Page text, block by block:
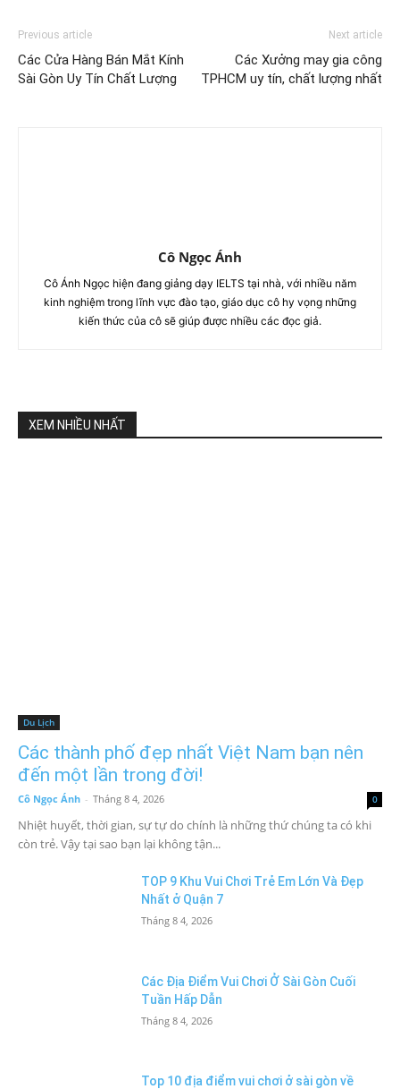
Previous article
Các Cửa Hàng Bán Mắt Kính
Sài Gòn Uy Tín Chất Lượng
Next article
Các Xưởng may gia công
TPHCM uy tín, chất lượng nhất
Cô Ngọc Ánh
Cô Ánh Ngọc hiện đang giảng dạy IELTS tại nhà, với nhiều năm
kinh nghiệm trong lĩnh vực đào tạo, giáo dục cô hy vọng những
kiến thức của cô sẽ giúp được nhiều các đọc giả.
XEM NHIỀU NHẤT
Du Lịch
Các thành phố đẹp nhất Việt Nam bạn nên
đến một lần trong đời!
Cô Ngọc Ánh - Tháng 8 4, 2026 0
Nhiệt huyết, thời gian, sự tự do chính là những thứ chúng ta có khi
còn trẻ. Vậy tại sao bạn lại không tận...
TOP 9 Khu Vui Chơi Trẻ Em Lớn Và Đẹp
Nhất ở Quận 7
Tháng 8 4, 2026
Các Địa Điểm Vui Chơi Ở Sài Gòn Cuối
Tuần Hấp Dẫn
Tháng 8 4, 2026
Top 10 địa điểm vui chơi ở sài gòn về